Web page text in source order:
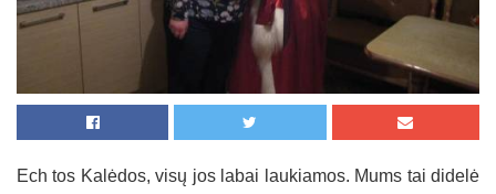
Ech tos Kalėdos, visų jos labai laukiamos. Mums tai didelė